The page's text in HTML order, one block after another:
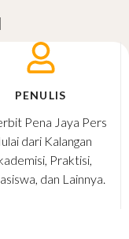
PENULIS
Pena Jaya Pers
dari Kalangan
Praktisi,
dan Lainnya.